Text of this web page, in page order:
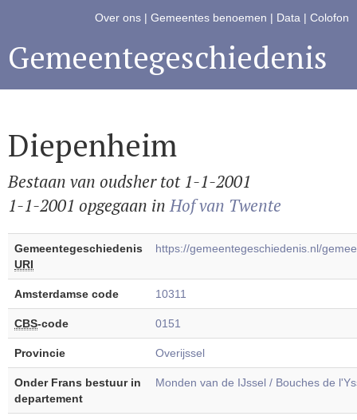
Over ons | Gemeentes benoemen | Data | Colofon
Gemeentegeschiedenis
Diepenheim
Bestaan van oudsher tot 1-1-2001
1-1-2001 opgegaan inHof van Twente
Gemeentegeschiedenis
URI
https://gemeentegeschiedenis.nl/
Amsterdamse code 10311
CBS-code 0151
Provincie Overijssel
Onder Frans bestuur in
departement
Monden van de IJssel / Bouches de